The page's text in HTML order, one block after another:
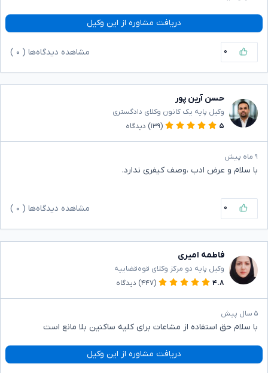
دریافت مشاوره از این وکیل
۰ مشاهده دیدگاه‌ها ( ۰
حسن آرین پور
وکیل پایه یک کانون وکلای دادگستری
۵
(۱۳۹) دیدگاه
۹ ماه پیش
با سلام و عرض ادب ،وصف کیفری ندارد.
۰ مشاهده دیدگاه‌ها ( ۰
فاطمه امیری
وکیل پایه دو مرکز وکلای قوه‌قضاییه
۴.۸
(۴۴۷) دیدگاه
۵ سال پیش
با سلام حق استفاده از مشاعات برای کلیه ساکنین بلا مانع است
دریافت مشاوره از این وکیل